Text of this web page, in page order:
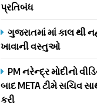
પ્રતિબંધ
ગુજરાતમાં માં કાલ થી
ખાવાની વસ્તુઓ
PM નરેન્દ્ર મોદીનો
બાદ META ટીમે સચિવ
કરી